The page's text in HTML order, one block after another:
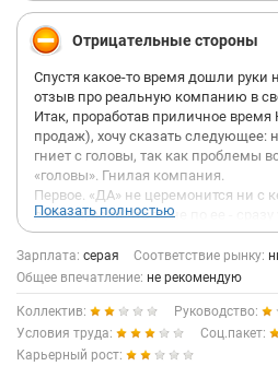
Отрицательные стороны
Спустя какое-то время дошли
отзыв про реальную компанию в
Итак, проработав приличное
продаж), хочу сказать следующее:
гниет с головы, так как проблемы
«головы». Гнилая компания.
Первое. «ДА» не церемонится ни с
рабыня, если что-то не по ее -
был ценный сотрудник.
Второе. Когда трудоустраиваешься,
а что имеем по итогу? А имеем
остальное - надбавки в 20тр. Если
план, то официально сотрудник
МРОТу. После каждого завершения
выполнили или не выполнили вы
Показать полностью
Зарплата: серая Соответствие рынку:
Общее впечатление: не рекомендую
Коллектив:
Руководство:
Условия труда:
Соц.пакет:
Карьерный рост: